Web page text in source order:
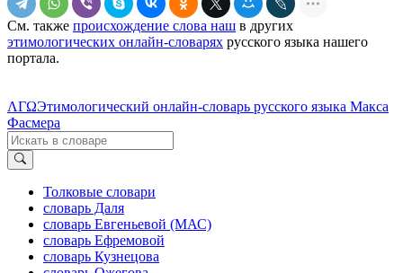
См. также происхождение слова наш в других
этимологических онлайн-словарях русского языка нашего
портала.
ΛΓΩЭтимологический онлайн-словарь русского языка Макса
Фасмера
Толковые словари
словарь Даля
словарь Евгеньевой (МАС)
словарь Ефремовой
словарь Кузнецова